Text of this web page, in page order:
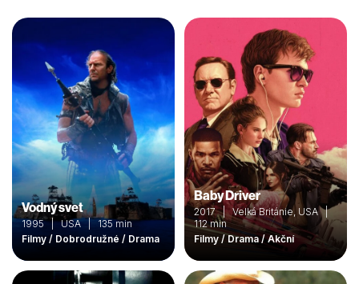
Vodný svet
1995 | USA | 135 min
Filmy / Dobrodružné / Drama
Baby Driver
2017 | Velká Británie, USA |
112 min
Filmy / Drama / Akční